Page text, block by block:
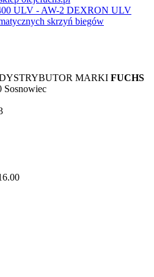
ULV - AW-2 DEXRON ULV
skrzyń biegów
MARKI FUCHS
Sosnowiec